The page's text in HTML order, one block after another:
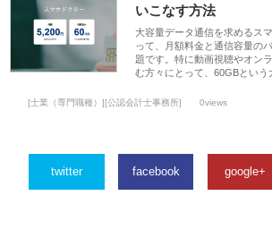
いこなす方法
大容量データ通信を求めるス
って、月額料金と通信容量の
題です。特に動画視聴やオン
む方々にとって、60GBとい
[士業（専門職種）][公認会計士事務所] 0views
twitter facebook google+